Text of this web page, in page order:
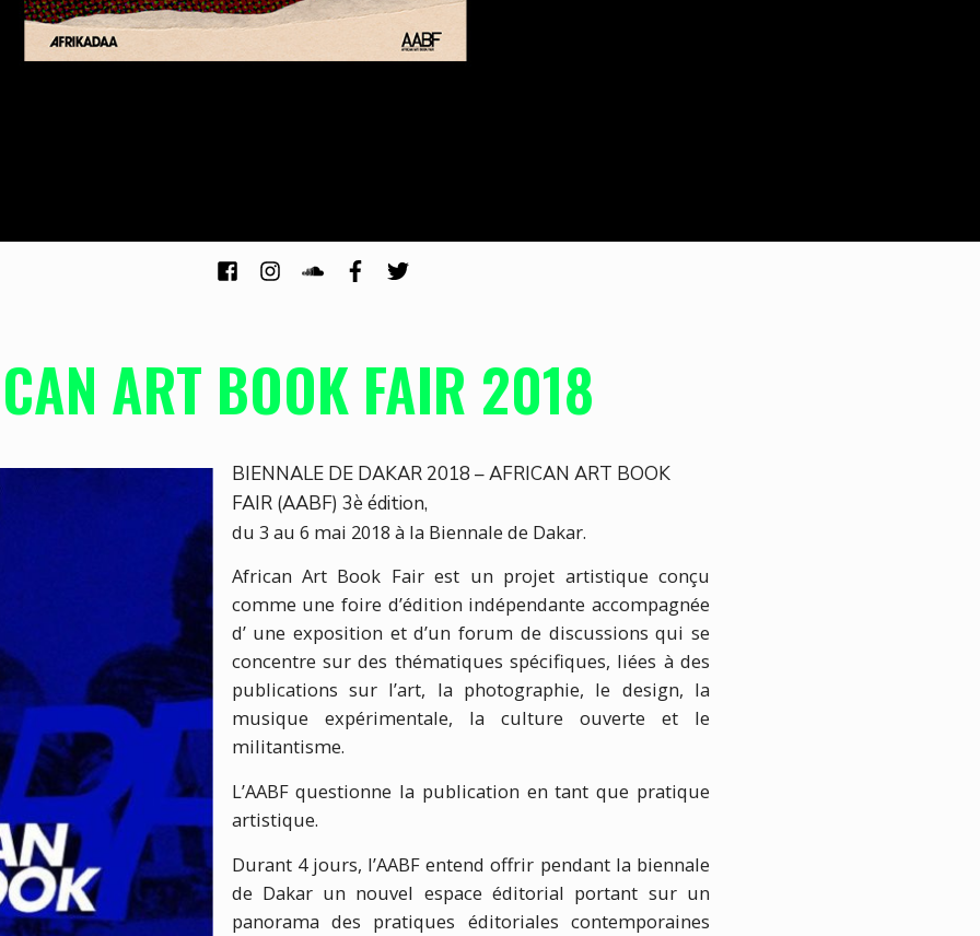
ART BOOK FAIR 2018
BIENNALE DE DAKAR 2018 – AFRICAN ART BOOK
FAIR (AABF) 3è édition,
du 3 au 6 mai 2018 à la Biennale de Dakar.
African Art Book Fair est un projet artistique conçu
comme une foire d’édition indépendante accompagnée
d’ une exposition et d’un forum de discussions qui se
concentre sur des thématiques spécifiques, liées à des
publications sur l’art, la photographie, le design, la
musique expérimentale, la culture ouverte et le
militantisme.
L’AABF questionne la publication en tant que pratique
artistique.
Durant 4 jours, l’AABF entend offrir pendant la biennale
de Dakar un nouvel espace éditorial portant sur un
panorama des pratiques éditoriales contemporaines